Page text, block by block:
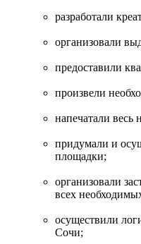
разработали
организовали
предоставили
произвели
напечатали весь
придумали и
площадки;
организовали
всех
осуществили
Сочи;